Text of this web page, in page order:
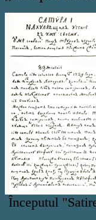
Începutul